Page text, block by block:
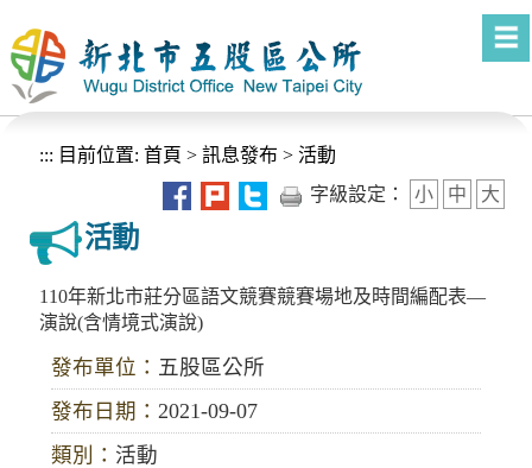
::: 目前位置: 首頁 > 訊息發布 > 活動
字級設定：
小 中 大
活動
110年新北市莊分區語文競賽競賽場地及時間編配表—
演說(含情境式演說)
發布單位： 五股區公所
發布日期： 2021-09-07
類別： 活動